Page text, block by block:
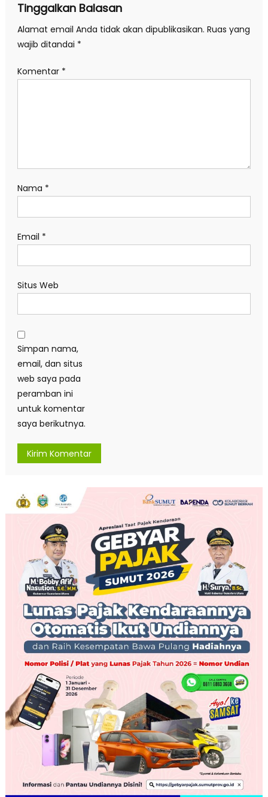
Tinggalkan Balasan
Alamat email Anda tidak akan dipublikasikan. Ruas yang
wajib ditandai *
Komentar *
Nama *
Email *
Situs Web
Simpan nama,
email, dan situs
web saya pada
peramban ini
untuk komentar
saya berikutnya.